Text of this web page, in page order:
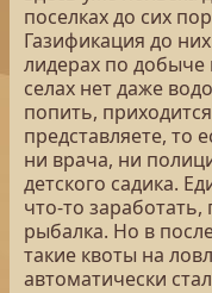
поселках до сих
Газификация до
лидерах по добыче
селах нет даже
попить,
представляете, то
ни врача, ни
детского садика.
что-то
рыбалка. Но в
такие квоты на
автоматически